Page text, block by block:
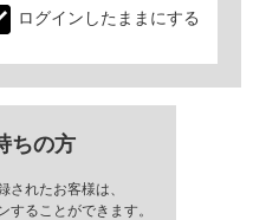
ログインしたままにする
ちの方
れたお客様は、
ることができます。